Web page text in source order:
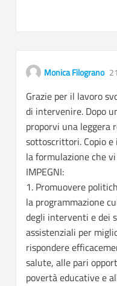
Monica Filograno
Grazie per il lavoro
di intervenire. Dopo
proporvi una leggera
sottoscrittori. Copio e
la formulazione che
IMPEGNI:
1. Promuovere
la programmazione
degli interventi e dei
assistenziali per
rispondere
salute, alle pari
povertà educative e